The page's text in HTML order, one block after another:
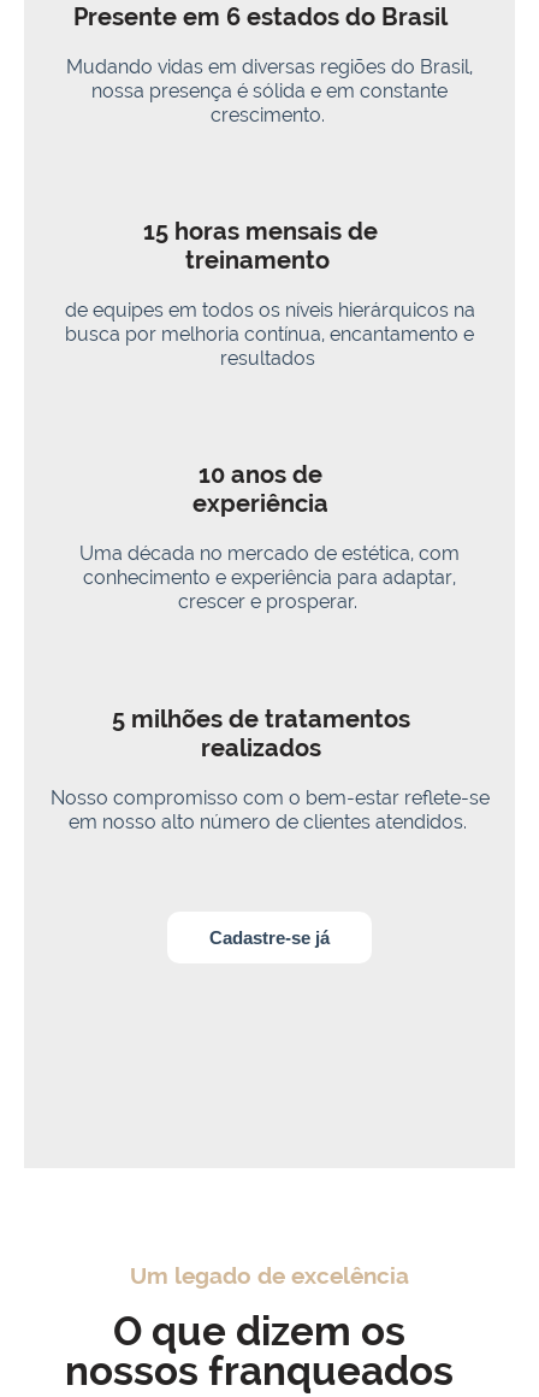
Presente em 6 estados do Brasil
Mudando vidas em diversas regiões do Brasil,
nossa presença é sólida e em constante
crescimento.
15 horas mensais de
treinamento
de equipes em todos os níveis hierárquicos na
busca por melhoria contínua, encantamento e
resultados
10 anos de
experiência
Uma década no mercado de estética, com
conhecimento e experiência para adaptar,
crescer e prosperar.
5 milhões de tratamentos
realizados
Nosso compromisso com o bem-estar reflete-se
em nosso alto número de clientes atendidos.
Cadastre-se já
Um legado de excelência
O que dizem os
nossos franqueados